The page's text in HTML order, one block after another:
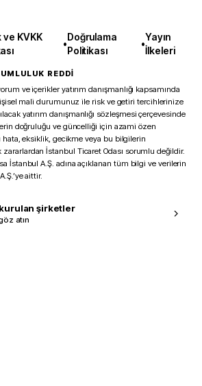
ve KVKK
•
Doğrulama
Politikası
•
Yayın
İlkeleri
REDDİ
ve içerikler yatırım danışmanlığı kapsamında
mali durumunuz ile risk ve getiri tercihlerinize
yatırım danışmanlığı sözleşmesi çerçevesinde
doğruluğu ve güncelliği için azami özen
hata, eksiklik, gecikme veya bu bilgilerin
zararlardan İstanbul Ticaret Odası sorumlu değildir.
İstanbul A.Ş. adına açıklanan tüm bilgi ve verilerin
aittir.
kurulan şirketler
atın